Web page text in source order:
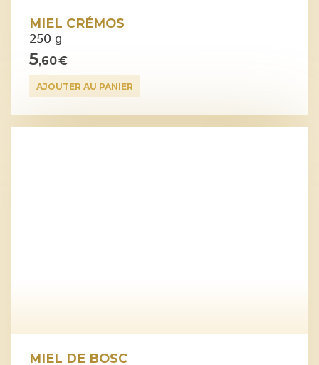
MIEL CRÉMOS
250 g
5,60 €
AJOUTER AU PANIER
MIEL DE BOSC